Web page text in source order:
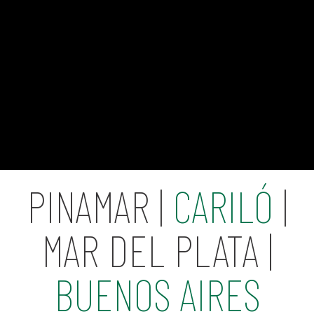
PINAMAR | CARILÓ |
MAR DEL PLATA |
BUENOS AIRES